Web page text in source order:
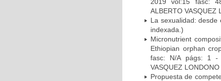
ALBERTO
La sexualidad:
indexada.)
Micronutrient
Ethiopian orphan
fasc: N/A págs: 1 -
VASQUEZ
Propuesta de